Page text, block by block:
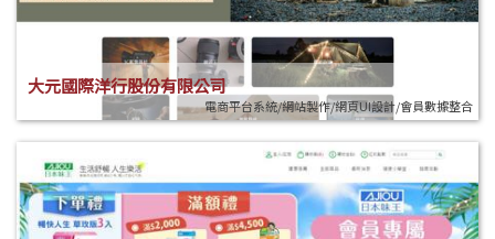
大元國際洋行股份有限公司
電商平台系統/網站製作/網頁UI設計/會員數據整合